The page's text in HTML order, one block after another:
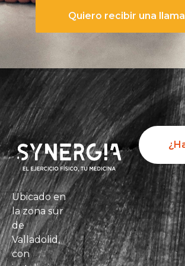
Quiero recibir una
Ubicado en
la zona sur
de
Valladolid,
con